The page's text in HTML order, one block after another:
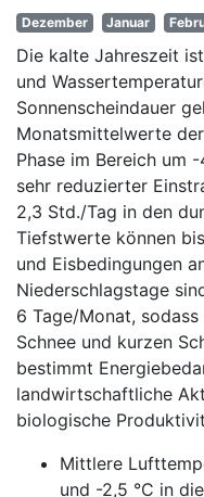
Dezember Januar
Die kalte Jahreszeit
und
Sonnenscheindauer
Monatsmittelwerte
Phase im Bereich um
sehr reduzierter
2,3 Std./Tag in den
Tiefstwerte können
und Eisbedingungen
Niederschlagstage
6 Tage/Monat,
Schnee und kurzen
bestimmt
landwirtschaftliche
biologische
Mittlere
und -2,5 °C in